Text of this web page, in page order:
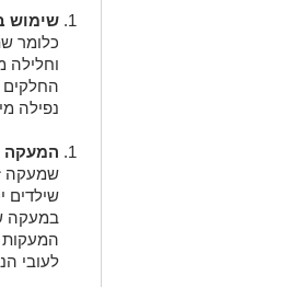
שימוש
כלומר
וחלילה
החלקים
נפילה
המעקה
שמעקה
שילדים
במעקה
המעקות
לעובי